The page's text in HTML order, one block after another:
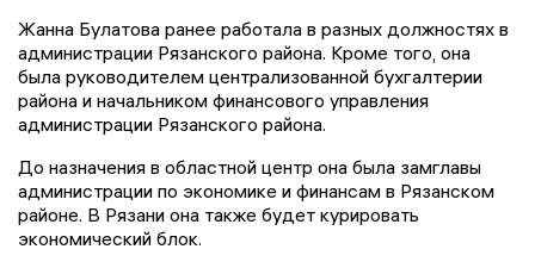
Жанна Булатова ранее работала в разных должностях в
администрации Рязанского района. Кроме того, она
была руководителем централизованной бухгалтерии
района и начальником финансового управления
администрации Рязанского района.
До назначения в областной центр она была замглавы
администрации по экономике и финансам в Рязанском
районе. В Рязани она также будет курировать
экономический блок.